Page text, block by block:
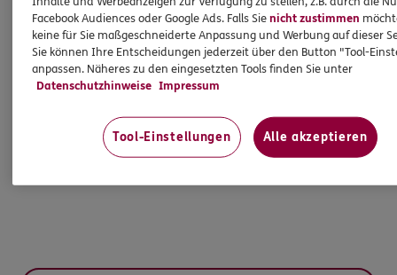
Torsten Kugelmann
Subdirektor
Tel: 05171/25689
Facebook Audiences oder Google Ads. Falls Sienicht zustimmen
keine für Sie maßgeschneiderte Anpassung und Werbung auf dieser
Sie können Ihre Entscheidungen jederzeit über den Button "Tool-
anpassen. Näheres zu den eingesetzten Tools finden Sie unter
Datenschutzhinweise Impressum
Tool-Einstellungen Alle akzeptieren